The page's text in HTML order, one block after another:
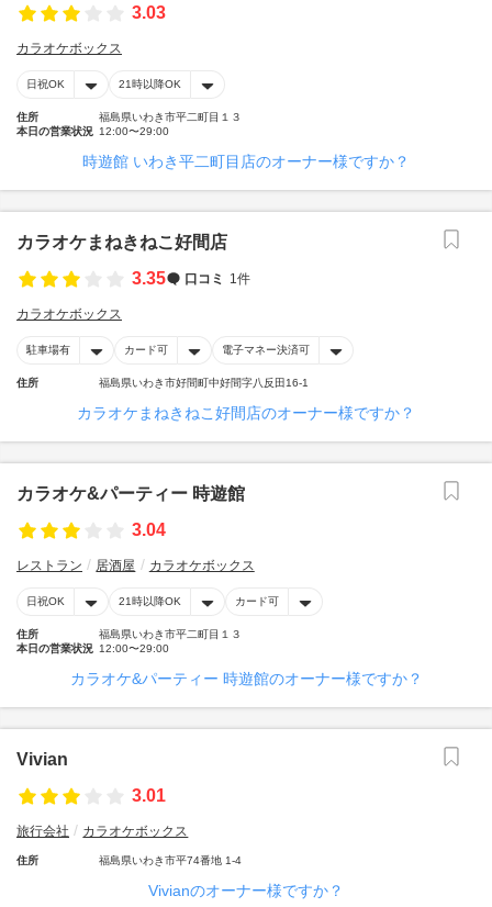
3.03
カラオケボックス
日祝OK 21時以降OK
住所
福島県いわき市平二町目１３
本日の営業状況 12:00〜29:00
時遊館 いわき平二町目店のオーナー様ですか？
カラオケまねきねこ好間店
3.35
口コミ 1件
カラオケボックス
駐車場有 カード可 電子マネー決済可
住所 福島県いわき市好間町中好間字八反田16-1
カラオケまねきねこ好間店のオーナー様ですか？
カラオケ&パーティー 時遊館
3.04
レストラン 居酒屋 カラオケボックス
日祝OK 21時以降OK カード可
住所
福島県いわき市平二町目１３
本日の営業状況 12:00〜29:00
カラオケ&パーティー 時遊館のオーナー様ですか？
Vivian
3.01
旅行会社 カラオケボックス
住所 福島県いわき市平74番地 1-4
Vivianのオーナー様ですか？